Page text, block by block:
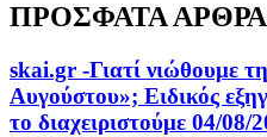
ΠΡΟΣΦΑΤΑ ΑΡΘΡΑ
skai.gr -Γιατί νιώθουμε
Αυγούστου»; Ειδικός
το διαχειριστούμε 04/08/